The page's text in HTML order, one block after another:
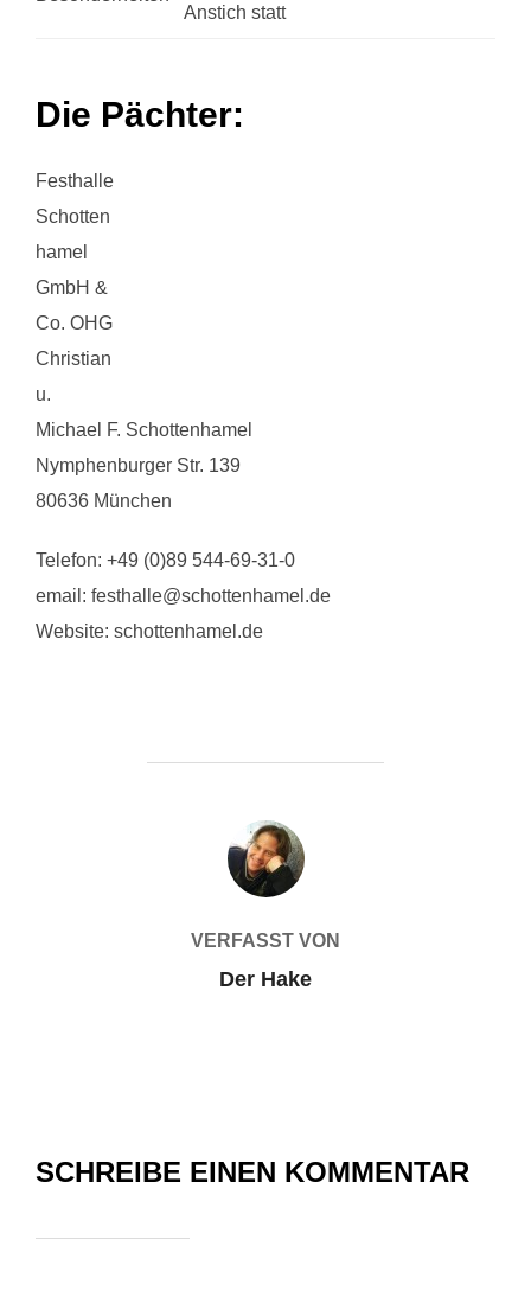
Anstich statt
Die Pächter:
Festhalle
Schotten
hamel
GmbH &
Co. OHG
Christian
u.
Michael F. Schottenhamel
Nymphenburger Str. 139
80636 München
Telefon: +49 (0)89 544-69-31-0
email: festhalle@schottenhamel.de
Website: schottenhamel.de
BEITRAGSAUTOR
VERFASST VON
Der Hake
SCHREIBE EINEN KOMMENTAR